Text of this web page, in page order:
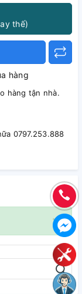
thế)
hàng
hàng tận nhà.
0797.253.888
×